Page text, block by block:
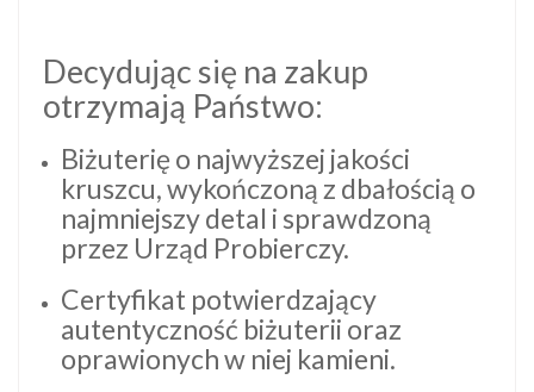
Decydując się na zakup
otrzymają Państwo:
Biżuterię o najwyższej jakości
kruszcu, wykończoną z dbałością o
najmniejszy detal i sprawdzoną
przez Urząd Probierczy.
Certyfikat potwierdzający
autentyczność biżuterii oraz
oprawionych w niej kamieni.